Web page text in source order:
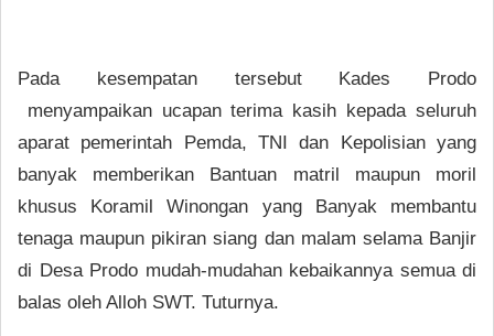
Pada kesempatan tersebut Kades Prodo
menyampaikan ucapan terima kasih kepada seluruh
aparat pemerintah Pemda, TNI dan Kepolisian yang
banyak memberikan Bantuan matril maupun moril
khusus Koramil Winongan yang Banyak membantu
tenaga maupun pikiran siang dan malam selama Banjir
di Desa Prodo mudah-mudahan kebaikannya semua di
balas oleh Alloh SWT. Tuturnya.